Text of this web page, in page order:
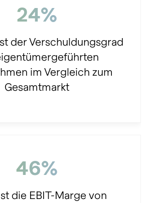
24%
der Verschuldungsgrad
im Vergleich zum
Gesamtmarkt
46%
die EBIT-Marge von